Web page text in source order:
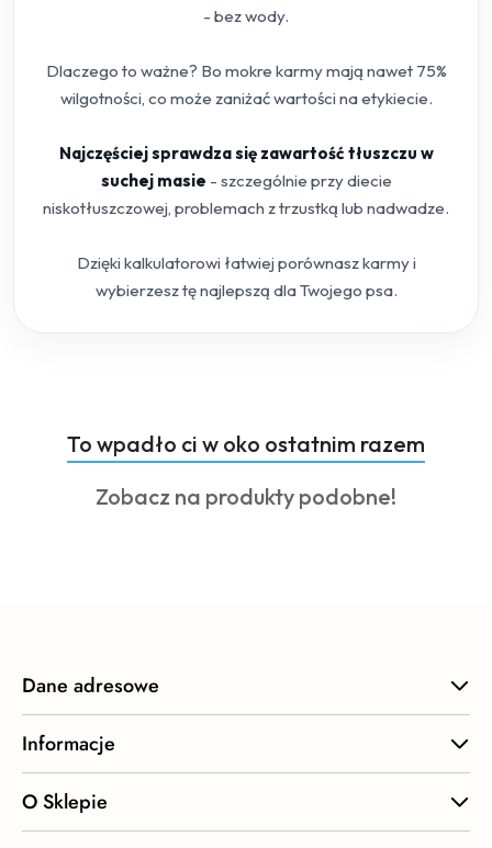
- bez wody.
Dlaczego to ważne? Bo mokre karmy mają nawet 75%
wilgotności, co może zaniżać wartości na etykiecie.
Najczęściej sprawdza się zawartość tłuszczu w
suchej masie - szczególnie przy diecie
niskotłuszczowej, problemach z trzustką lub nadwadze.
Dzięki kalkulatorowi łatwiej porównasz karmy i
wybierzesz tę najlepszą dla Twojego psa.
Pomiń karuzelę produktów
Produkty
o
statusie:
To wpadło ci w oko ostatnim razem
Produkty
Zobacz na produkty podobne!
Dane adresowe
Informacje
O Sklepie